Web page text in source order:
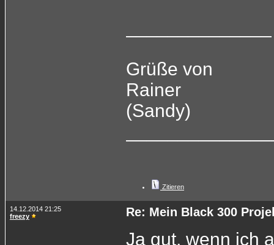
Grüße von
Rainer
(Sandy)
Zitieren
14.12.2014 21:25
freezy
Re: Mein Black 300
Ja gut, wenn ich